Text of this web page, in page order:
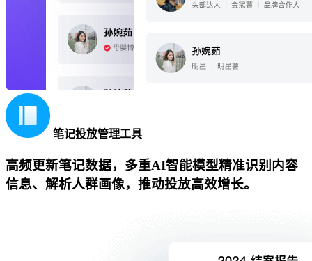
笔记投放管理工具
高频更新笔记数据，多重AI智能模型精准识别内容
信息、解析人群画像，推动投放高效增长。